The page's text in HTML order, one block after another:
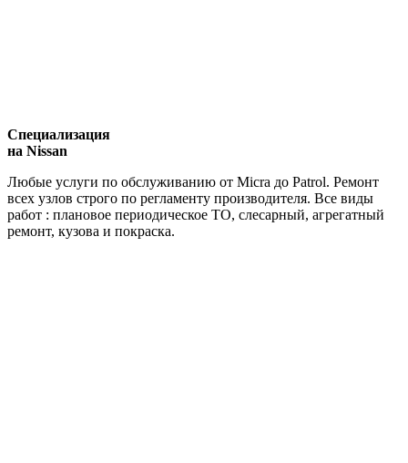
Специализация
на Nissan
Любые услуги по обслуживанию от Micra до Patrol. Ремонт
всех узлов строго по регламенту производителя. Все виды
работ : плановое периодическое ТО, слесарный, агрегатный
ремонт, кузова и покраска.